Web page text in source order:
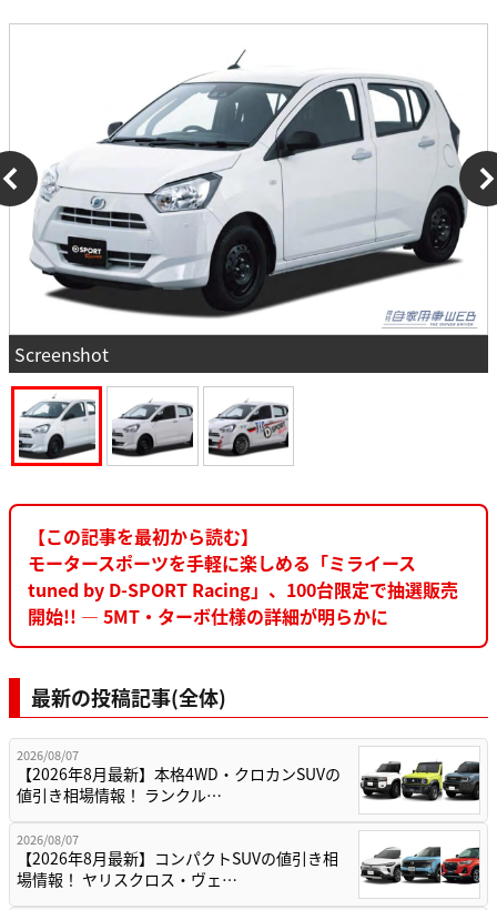
Screenshot
【この記事を最初から読む】
モータースポーツを手軽に楽しめる「ミライース
tuned by D-SPORT Racing」、100台限定で抽選販売
開始!! ― 5MT・ターボ仕様の詳細が明らかに
最新の投稿記事(全体)
2026/08/07
【2026年8月最新】本格4WD・クロカンSUVの
値引き相場情報！ ランクル…
2026/08/07
【2026年8月最新】コンパクトSUVの値引き相
場情報！ ヤリスクロス・ヴェ…